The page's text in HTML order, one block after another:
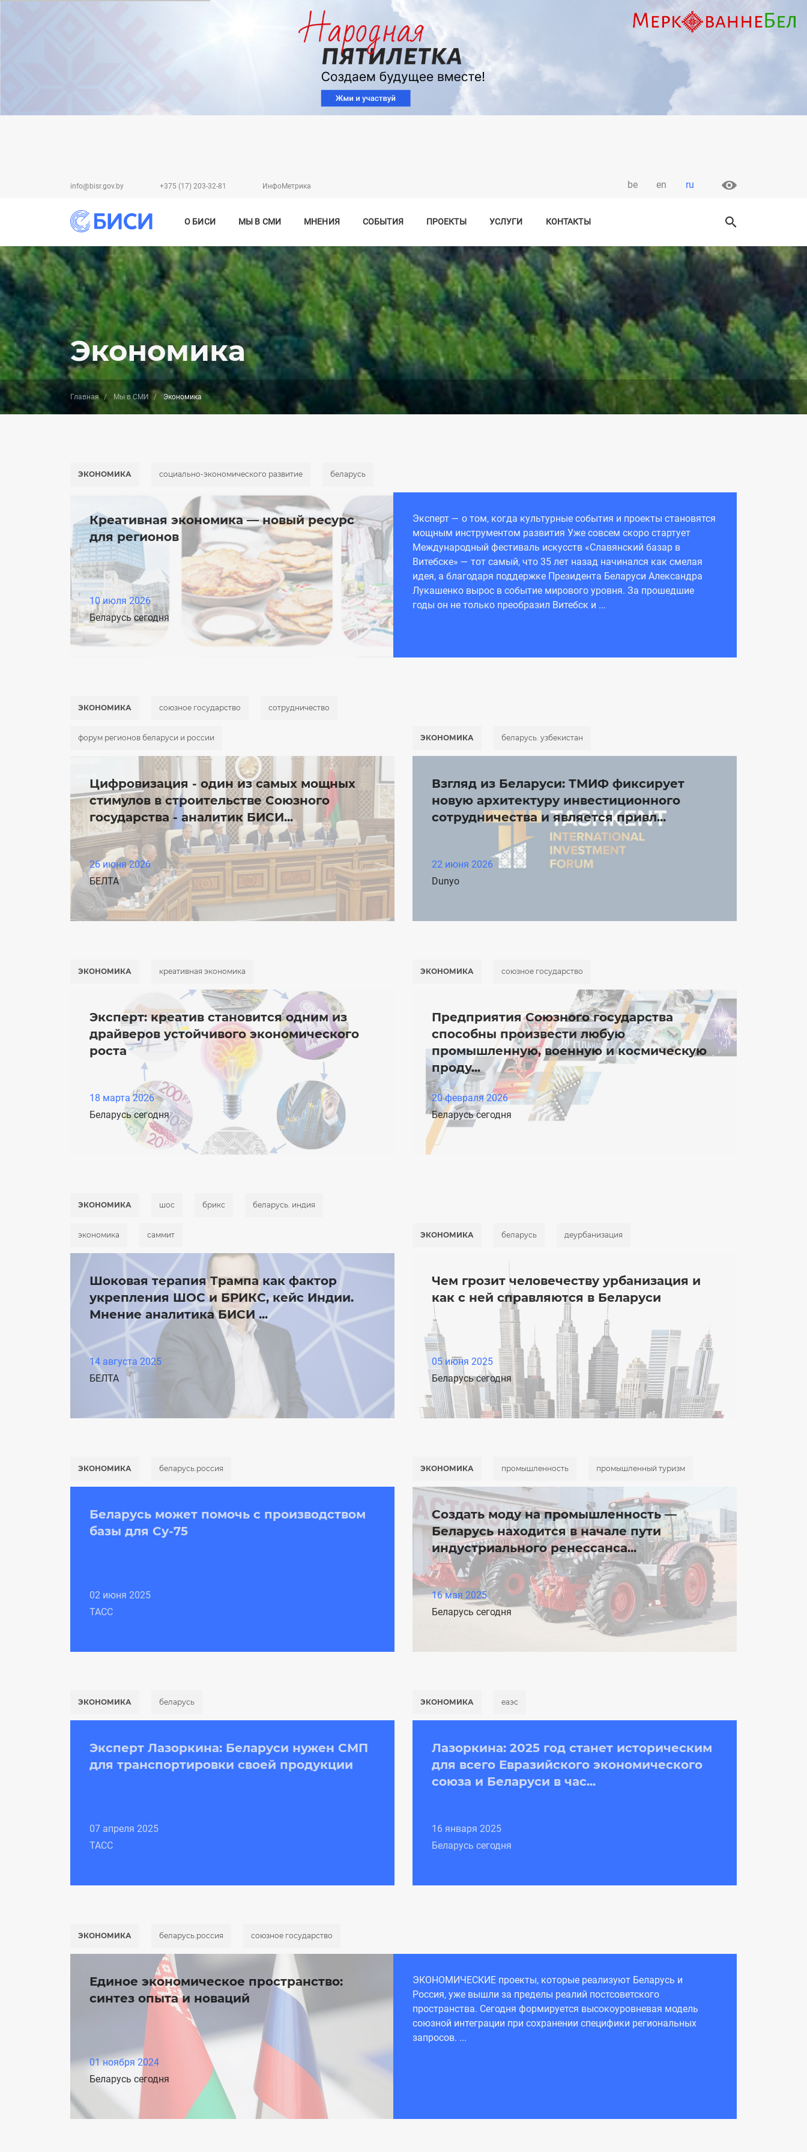
к
основному
содержанию
info@bisr.gov.by +375 (17) 203-32-81 ИнфоМетрика ru
be en
О БИСИ МЫ В СМИ МНЕНИЯ СОБЫТИЯ ПРОЕКТЫ УСЛУГИ КОНТАКТЫ
Экономика
Главная Мы в СМИ Экономика
ЭКОНОМИКА социально-экономического развитие беларусь
Креативная экономика — новый ресурс
для регионов
10 июля 2026
Беларусь сегодня
Эксперт — о том, когда культурные события и проекты становятся
мощным инструментом развития Уже совсем скоро стартует
Международный фестиваль искусств «Славянский базар в
Витебске» — тот самый, что 35 лет назад начинался как смелая
идея, а благодаря поддержке Президента Беларуси Александра
Лукашенко вырос в событие мирового уровня. За прошедшие
годы он не только преобразил Витебск и ...
ЭКОНОМИКА союзное государство сотрудничество
форум регионов беларуси и россии
Цифровизация - один из самых мощных
стимулов в строительстве Союзного
государства - аналитик БИСИ...
26 июня 2026
БЕЛТА
ЭКОНОМИКА беларусь. узбекистан
Взгляд из Беларуси: ТМИФ фиксирует
новую архитектуру инвестиционного
сотрудничества и является привл...
22 июня 2026
Dunyo
ЭКОНОМИКА креативная экономика
Эксперт: креатив становится одним из
драйверов устойчивого экономического
роста
18 марта 2026
Беларусь сегодня
ЭКОНОМИКА союзное государство
Предприятия Союзного государства
способны произвести любую
промышленную, военную и космическую
проду...
20 февраля 2026
Беларусь сегодня
ЭКОНОМИКА шос брикс беларусь. индия
экономика саммит
Шоковая терапия Трампа как фактор
укрепления ШОС и БРИКС, кейс Индии.
Мнение аналитика БИСИ ...
14 августа 2025
БЕЛТА
ЭКОНОМИКА беларусь деурбанизация
Чем грозит человечеству урбанизация и
как с ней справляются в Беларуси
05 июня 2025
Беларусь сегодня
ЭКОНОМИКА беларусь.россия
Беларусь может помочь с производством
базы для Су-75
02 июня 2025
ТАСС
ЭКОНОМИКА промышленность промышленный туризм
Создать моду на промышленность —
Беларусь находится в начале пути
индустриального ренессанса...
16 мая 2025
Беларусь сегодня
ЭКОНОМИКА беларусь
Эксперт Лазоркина: Беларуси нужен СМП
для транспортировки своей продукции
07 апреля 2025
ТАСС
ЭКОНОМИКА еаэс
Лазоркина: 2025 год станет историческим
для всего Евразийского экономического
союза и Беларуси в час...
16 января 2025
Беларусь сегодня
ЭКОНОМИКА беларусь.россия союзное государство
Единое экономическое пространство:
синтез опыта и новаций
01 ноября 2024
Беларусь сегодня
ЭКОНОМИЧЕСКИЕ проекты, которые реализуют Беларусь и
Россия, уже вышли за пределы реалий постсоветского
пространства. Сегодня формируется высокоуровневая модель
союзной интеграции при сохранении специфики региональных
запросов. ...